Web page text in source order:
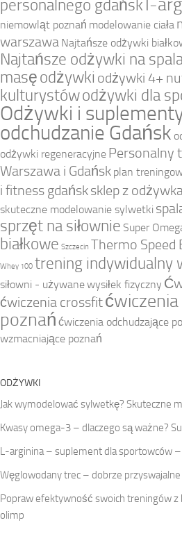
personalnego gdańsk l-
niemowląt poznań modelowanie ciała
warszawa Najtańsze odżywki
Najtańsze odżywki na
masęodżywki odżywki 4+
kulturystówodżywki dla
Odżywki i
odchudzanie Gdańsk
odżywki regeneracyjne Personalny
Warszawa i Gdańsk plan
i fitness gdańsksklep z
skuteczne modelowanie sylwetki
sprzęt na siłownie Super
białkowe Szczecin Thermo Speed
Whey 100 trening indywidualny
siłowni - używanewysiłek fizyczny
ćwiczenia crossfit
poznań ćwiczenia odchudzające
wzmacniające poznań
ODŻYWKI
Jak wymodelować sylwetkę? Skuteczne
Kwasy omega-3 – dlaczego są ważne?
L-arginina – suplement dla sportowców
Węglowodany trec – dobrze
Popraw efektywność swoich treningów z
olimp